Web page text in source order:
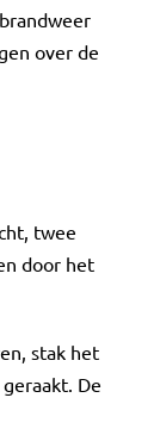
over de
twee
door het
stak het
De